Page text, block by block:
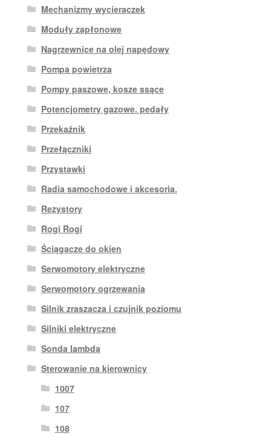
Mechanizmy wycieraczek
Moduły zapłonowe
Nagrzewnice na olej napędowy
Pompa powietrza
Pompy paszowe, kosze ssące
Potencjometry gazowe. pedały
Przekaźnik
Przełączniki
Przystawki
Radia samochodowe i akcesoria.
Rezystory
Rogi Rogi
Ściągacze do okien
Serwomotory elektryczne
Serwomotory ogrzewania
Silnik zraszacza i czujnik poziomu
Silniki elektryczne
Sonda lambda
Sterowanie na kierownicy
1007
107
108